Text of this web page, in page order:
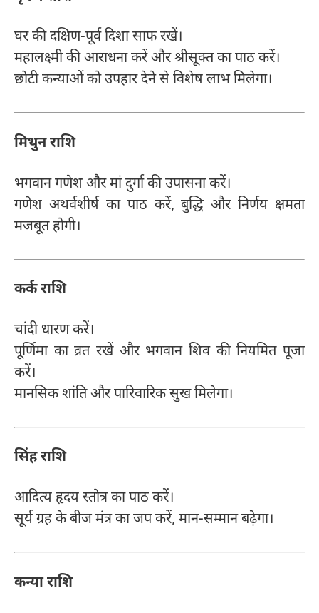
घर की दक्षिण-पूर्व दिशा साफ रखें।
महालक्ष्मी की आराधना करें और श्रीसूक्त का पाठ करें।
छोटी कन्याओं को उपहार देने से विशेष लाभ मिलेगा।
मिथुन राशि
भगवान गणेश और मां दुर्गा की उपासना करें।
गणेश अथर्वशीर्ष का पाठ करें, बुद्धि और निर्णय क्षमता
मजबूत होगी।
कर्क राशि
चांदी धारण करें।
पूर्णिमा का व्रत रखें और भगवान शिव की नियमित पूजा
करें।
मानसिक शांति और पारिवारिक सुख मिलेगा।
सिंह राशि
आदित्य हृदय स्तोत्र का पाठ करें।
सूर्य ग्रह के बीज मंत्र का जप करें, मान-सम्मान बढ़ेगा।
कन्या राशि